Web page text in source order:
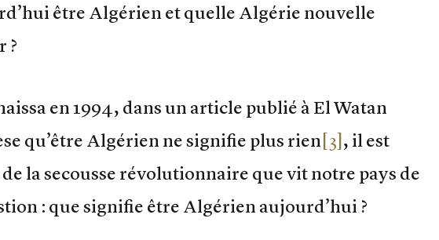
être Algérien et quelle Algérie nouvelle
?
en 1994, dans un article publié à El Watan
qu’être Algérien ne signifie plus rien[3], il est
la secousse révolutionnaire que vit notre pays de
: que signifie être Algérien aujourd’hui ?